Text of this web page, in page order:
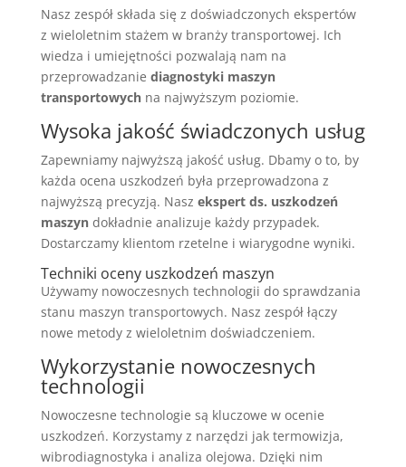
Nasz zespół składa się z doświadczonych ekspertów
z wieloletnim stażem w branży transportowej. Ich
wiedza i umiejętności pozwalają nam na
przeprowadzanie diagnostyki maszyn
transportowychna najwyższym poziomie.
Wysoka jakość świadczonych usług
Zapewniamy najwyższą jakość usług. Dbamy o to, by
każda ocena uszkodzeń była przeprowadzona z
najwyższą precyzją. Nasz ekspert ds. uszkodzeń
maszyndokładnie analizuje każdy przypadek.
Dostarczamy klientom rzetelne i wiarygodne wyniki.
Techniki oceny uszkodzeń maszyn
Używamy nowoczesnych technologii do sprawdzania
stanu maszyn transportowych. Nasz zespół łączy
nowe metody z wieloletnim doświadczeniem.
Wykorzystanie nowoczesnych
technologii
Nowoczesne technologie są kluczowe w ocenie
uszkodzeń. Korzystamy z narzędzi jak termowizja,
wibrodiagnostyka i analiza olejowa. Dzięki nim